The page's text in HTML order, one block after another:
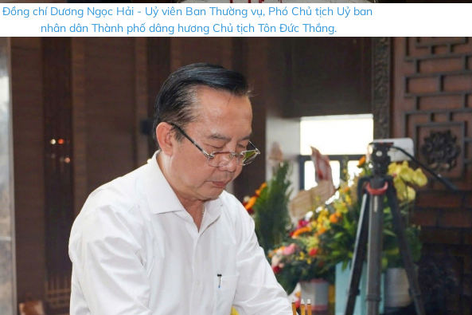
Đồng chí Dương Ngọc Hải - Uỷ viên Ban Thường vụ, Phó Chủ tịch Uỷ ban
nhân dân Thành phố dâng hương Chủ tịch Tôn Đức Thắng.